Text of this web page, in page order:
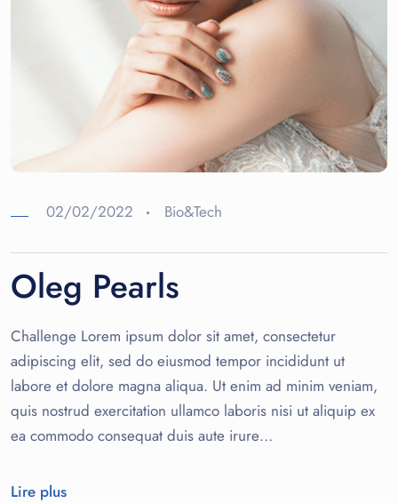
02/02/2022 Bio&Tech
Oleg Pearls
Challenge Lorem ipsum dolor sit amet, consectetur
adipiscing elit, sed do eiusmod tempor incididunt ut
labore et dolore magna aliqua. Ut enim ad minim veniam,
quis nostrud exercitation ullamco laboris nisi ut aliquip ex
ea commodo consequat duis aute irure…
Lire plus